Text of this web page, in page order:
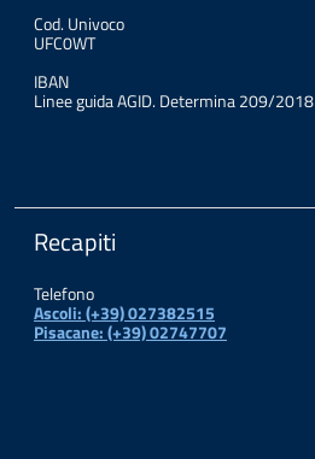
Cod. Univoco
UFC0WT
IBAN
Linee guida AGID. Determina 209/2018
Recapiti
Telefono
Ascoli: (+39) 027382515
Pisacane: (+39) 02747707